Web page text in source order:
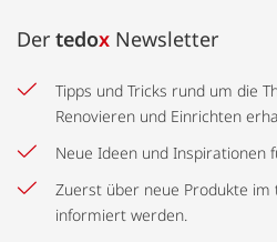
Der tedox Newsletter
Tipps und Tricks rund um die
Renovieren und Einrichten
Neue Ideen und Inspirationen
Zuerst über neue Produkte im
informiert werden.